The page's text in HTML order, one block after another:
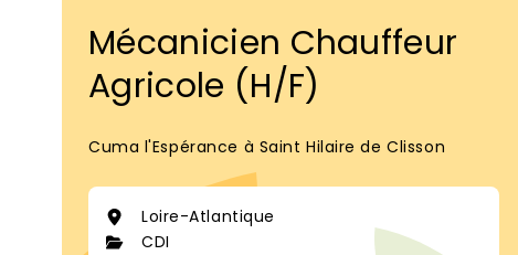
Mécanicien Chauffeur
Agricole (H/F)
Cuma l'Espérance à Saint Hilaire de Clisson
Loire-Atlantique
CDI